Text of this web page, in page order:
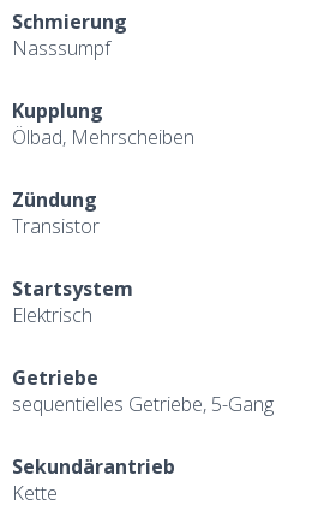
Schmierung
Nasssumpf
Kupplung
Ölbad, Mehrscheiben
Zündung
Transistor
Startsystem
Elektrisch
Getriebe
sequentielles Getriebe, 5-Gang
Sekundärantrieb
Kette